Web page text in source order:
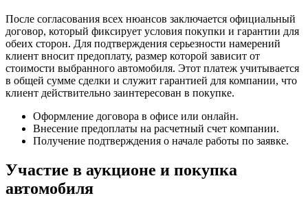
После согласования всех нюансов заключается официальный
договор, который фиксирует условия покупки и гарантии для
обеих сторон. Для подтверждения серьезности намерений
клиент вносит предоплату, размер которой зависит от
стоимости выбранного автомобиля. Этот платеж учитывается
в общей сумме сделки и служит гарантией для компании, что
клиент действительно заинтересован в покупке.
Оформление договора в офисе или онлайн.
Внесение предоплаты на расчетный счет компании.
Получение подтверждения о начале работы по заявке.
Участие в аукционе и покупка
автомобиля